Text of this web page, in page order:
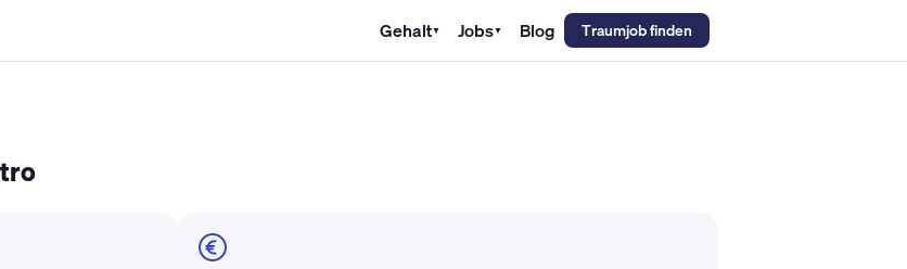
Gehalt▼ Jobs▼ Blog Traumjob finden